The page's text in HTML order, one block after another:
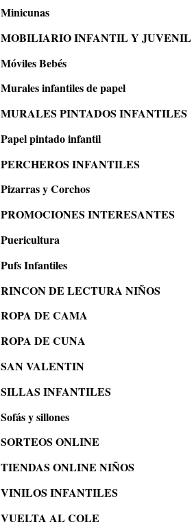
Minicunas
MOBILIARIO INFANTIL Y JUVENIL
Móviles Bebés
Murales infantiles de papel
MURALES PINTADOS INFANTILES
Papel pintado infantil
PERCHEROS INFANTILES
Pizarras y Corchos
PROMOCIONES INTERESANTES
Puericultura
Pufs Infantiles
RINCON DE LECTURA NIÑOS
ROPA DE CAMA
ROPA DE CUNA
SAN VALENTIN
SILLAS INFANTILES
Sofás y sillones
SORTEOS ONLINE
TIENDAS ONLINE NIÑOS
VINILOS INFANTILES
VUELTA AL COLE